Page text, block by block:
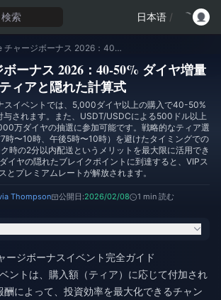
検索 日本语 /
Likee チャージボーナス 2026：40-50% ダイヤ増量ティアと隠れた計算式
ーナス 2026：40-50% ダイヤ増量
ティアと隠れた計算式
スイベントでは、5,000ダイヤ以上の購入で40-50%
与されます。また、USDT/USDCによる500ドル以上
万ダイヤの抽選に参加可能です。戦略的なティア選
時〜10時、午後5時〜10時）を避けたタイミングでの
時の2分以内配送というメリットを最大限に活用でき
イヤの隠れたブレイクポイントに到達すると、VIPス
とプレミアムレートが解放されます。
Thompson 公開日:2026/02/08 1 min 読む
ージボーナスイベント完全ガイド
ントは、購入額（ティア）に応じて付加され
酬によって、投資効率を最大化できるチャン